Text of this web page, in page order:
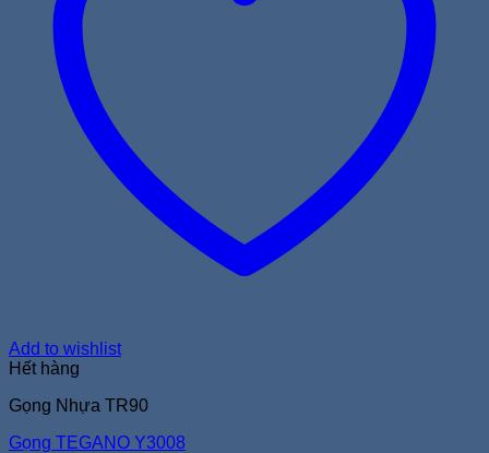
Add to wishlist
Hết hàng
Gọng Nhựa TR90
Gọng TEGANO Y3008